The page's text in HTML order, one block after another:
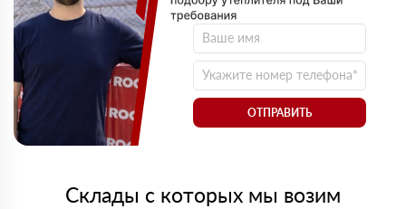
ОТПРАВИТЬ
Склады с которых мы возим